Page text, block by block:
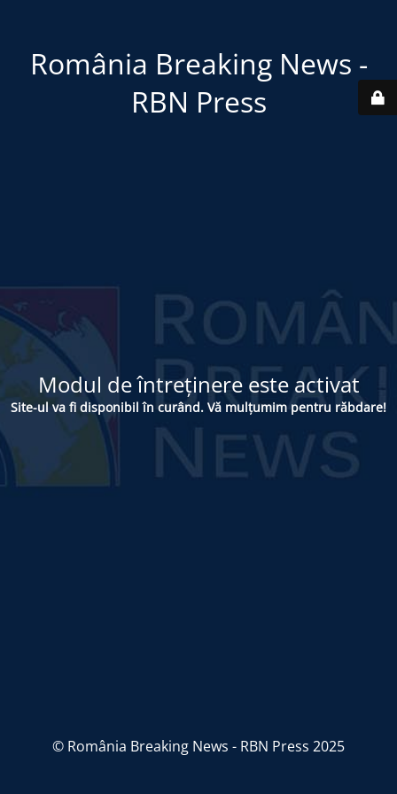
România Breaking News -
RBN Press
Modul de întreținere este activat
Site-ul va fi disponibil în curând. Vă mulțumim pentru răbdare!
© România Breaking News - RBN Press 2025